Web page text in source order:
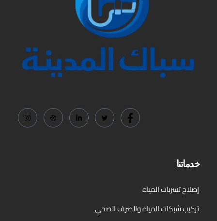
خدماتنا
إصلاح تسربات المياه​
تركيب شبكات المياه والصرف الصحي​